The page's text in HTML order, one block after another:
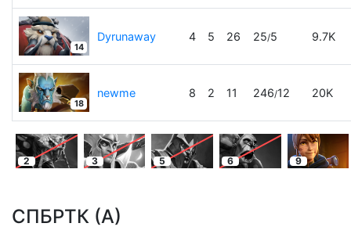
14
Dyrunaway 4 5 26 25/5 9.7K
18
newme 8 2 11 246/12 20K
2 3 5 6 9
СПБРТК (А)